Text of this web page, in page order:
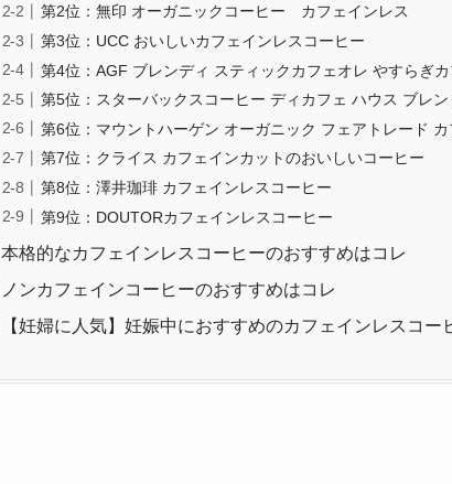
第2位：無印 オーガニックコーヒー カフェインレス
第3位：UCC おいしいカフェインレスコーヒー
第4位：AGF ブレンディ スティックカフェオレ やすらぎ
第5位：スターバックスコーヒー ディカフェ ハウス ブレン
第6位：マウントハーゲン オーガニック フェアトレード カ
第7位：クライス カフェインカットのおいしいコーヒー
第8位：澤井珈琲 カフェインレスコーヒー
第9位：DOUTORカフェインレスコーヒー
本格的なカフェインレスコーヒーのおすすめはコレ
ノンカフェインコーヒーのおすすめはコレ
【妊婦に人気】妊娠中におすすめのカフェインレスコー